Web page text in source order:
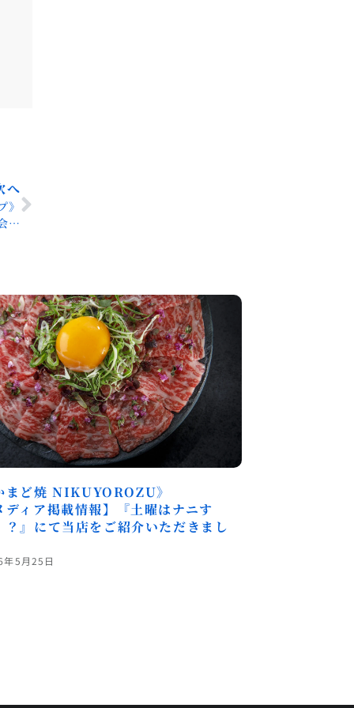
へ
》
まど焼 NIKUYOROZU》
ディア掲載情報】『土曜はナニす
？』にて当店をご紹介いただきまし
5月25日